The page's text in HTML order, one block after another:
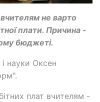
не варто
плати. Причина -
бюджеті.
науки Оксен
плат вчителям -